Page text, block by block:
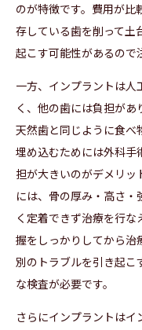
のが特徴です。費用が
存している歯を削って土
起こす可能性があるので
一方、インプラントは
く、他の歯には負担があ
天然歯と同じように食べ
埋め込むためには外科手
担が大きいのがデメリッ
には、骨の厚み・高さ
く定着できず治療を行
握をしっかりしてから治
別のトラブルを引き起こ
な検査が必要です。
さらにインプラントは